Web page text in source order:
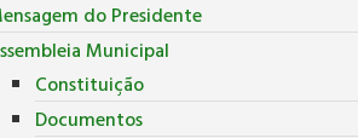
do Presidente
Municipal
Constituição
Documentos